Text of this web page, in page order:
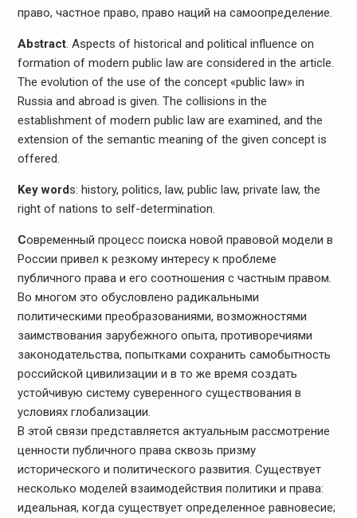
право, частное право, право наций на самоопределение.
Abstract. Aspects of historical and political influence on
formation of modern public law are considered in the article.
The evolution of the use of the concept «public law» in
Russia and abroad is given. The collisions in the
establishment of modern public law are examined, and the
extension of the semantic meaning of the given concept is
offered.
Key words: history, politics, law, public law, private law, the
right of nations to self-determination.
Современный процесс поиска новой правовой модели в
России привел к резкому интересу к проблеме
публичного права и его соотношения с частным правом.
Во многом это обусловлено радикальными
политическими преобразованиями, возможностями
заимствования зарубежного опыта, противоречиями
законодательства, попытками сохранить самобытность
российской цивилизации и в то же время создать
устойчивую систему суверенного существования в
условиях глобализации.
В этой связи представляется актуальным рассмотрение
ценности публичного права сквозь призму
исторического и политического развития. Существует
несколько моделей взаимодействия политики и права:
идеальная, когда существует определенное равновесие;